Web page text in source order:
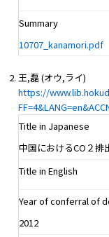
Summary
10707_kanamori.pdf
王,磊 (オウ,ライ)
https://
Title in Japanese
中国におけるCO２排
Title in English
Year of conferral of
2012